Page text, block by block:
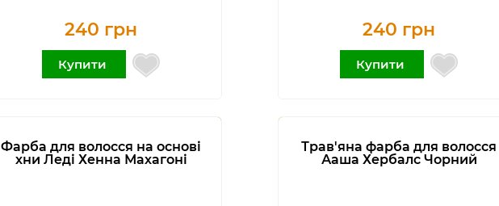
240 грн
Купити
240 грн
Купити
Фарба для волосся на основі
хни Леді Хенна Махагоні
Трав'яна фарба для волосся
Ааша Хербалс Чорний